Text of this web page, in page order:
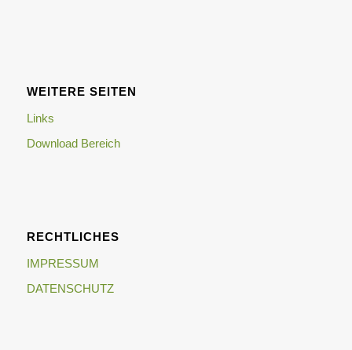
WEITERE SEITEN
Links
Download Bereich
RECHTLICHES
IMPRESSUM
DATENSCHUTZ